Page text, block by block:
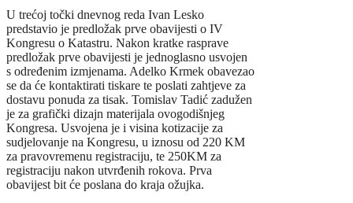
U trećoj točki dnevnog reda Ivan Lesko
predstavio je predložak prve obavijesti o IV
Kongresu o Katastru. Nakon kratke rasprave
predložak prve obavijesti je jednoglasno usvojen
s određenim izmjenama. Adelko Krmek obavezao
se da će kontaktirati tiskare te poslati zahtjeve za
dostavu ponuda za tisak. Tomislav Tadić zadužen
je za grafički dizajn materijala ovogodišnjeg
Kongresa. Usvojena je i visina kotizacije za
sudjelovanje na Kongresu, u iznosu od 220 KM
za pravovremenu registraciju, te 250KM za
registraciju nakon utvrđenih rokova. Prva
obavijest bit će poslana do kraja ožujka.